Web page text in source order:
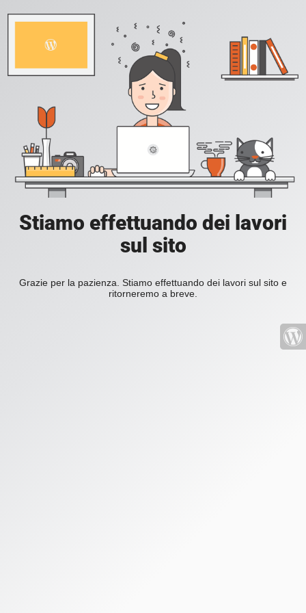
Stiamo effettuando dei lavori
sul sito
Grazie per la pazienza. Stiamo effettuando dei lavori sul sito e
ritorneremo a breve.